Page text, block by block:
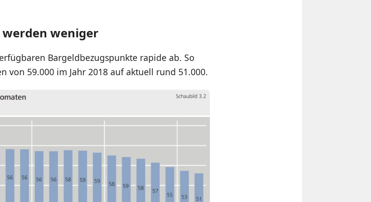
weniger
Bargeldbezugspunkte rapide ab. So
von 59.000 im Jahr 2018 auf aktuell rund 51.000.